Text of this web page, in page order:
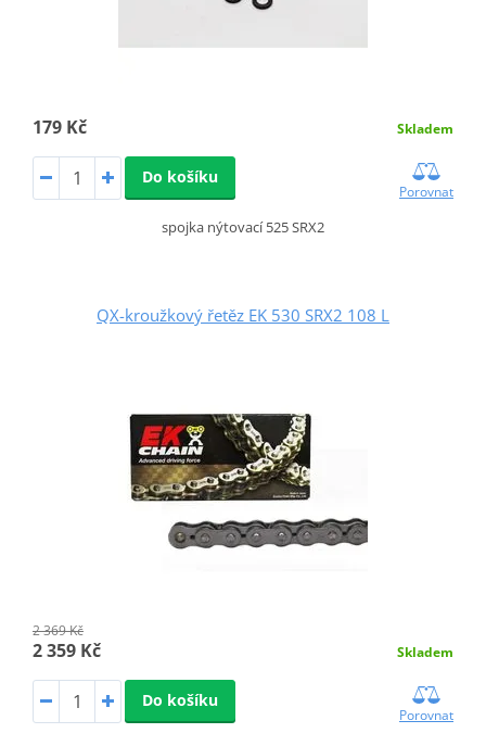
179 Kč Skladem
Do košíku
Porovnat
spojka nýtovací 525 SRX2
QX-kroužkový řetěz EK 530 SRX2 108 L
2 369 Kč
2 359 Kč Skladem
Do košíku
Porovnat